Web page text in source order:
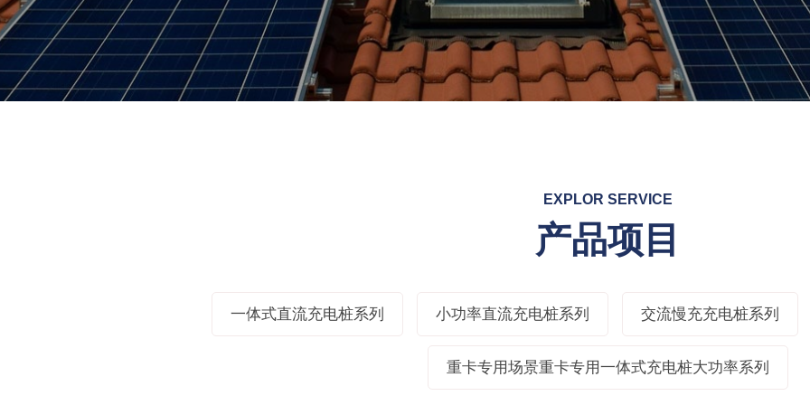
EXPLOR SERVICE
产品项目
一体式直流充电桩系列 小功率直流充电桩系列 交流慢充充电桩系列
重卡专用场景重卡专用一体式充电桩大功率系列